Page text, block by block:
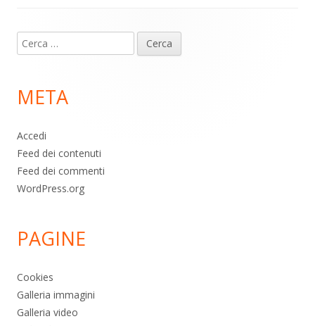
piè
pagina
Ricerca
per:
META
Accedi
Feed dei contenuti
Feed dei commenti
WordPress.org
PAGINE
Cookies
Galleria immagini
Galleria video